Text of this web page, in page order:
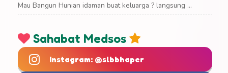
Mau Bangun Hunian idaman buat keluarga ? langsung ...
Sahabat Medsos
Instagram: @slbbhaper